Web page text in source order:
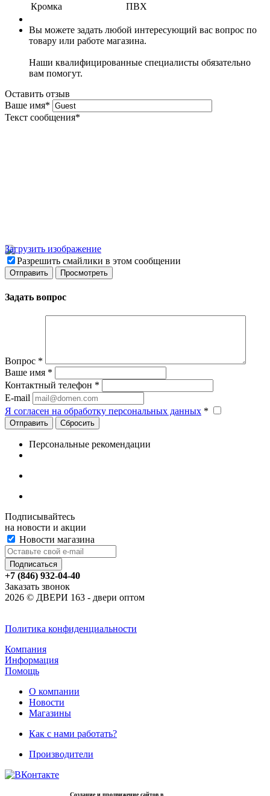
Кромка
ПВХ
Вы можете задать любой интересующий вас вопрос по
товару или работе магазина.
Наши квалифицированные специалисты обязательно
вам помогут.
Оставить отзыв
Ваше имя*
Текст сообщения*
Загрузить изображение
Разрешить смайлики в этом сообщении
Задать вопрос
Вопрос *
Ваше имя *
Контактный телефон *
E-mail
Я согласен на обработку персональных данных *
Сбросить
Персональные рекомендации
Подписывайтесь
на новости и акции
Новости магазина
+7 (846) 932-04-40
Заказать звонок
2026 © ДВЕРИ 163 - двери оптом
Политика конфиденциальности
Компания
Информация
Помощь
О компании
Новости
Магазины
Как с нами работать?
Производители